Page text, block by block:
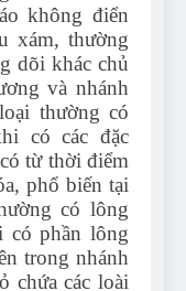
không điển
xám, thường
dõi khác chủ
và nhánh
thường có
có các đặc
từ thời điểm
phổ biến tại
có lông
có phần lông
trong nhánh
chứa các loài